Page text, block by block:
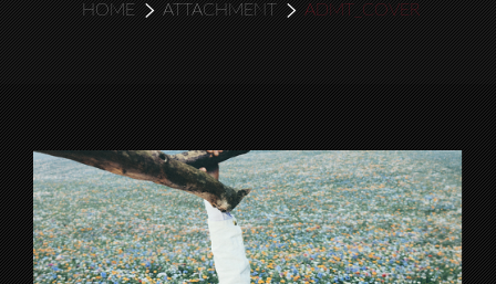
HOME ATTACHMENT ADMT_COVER